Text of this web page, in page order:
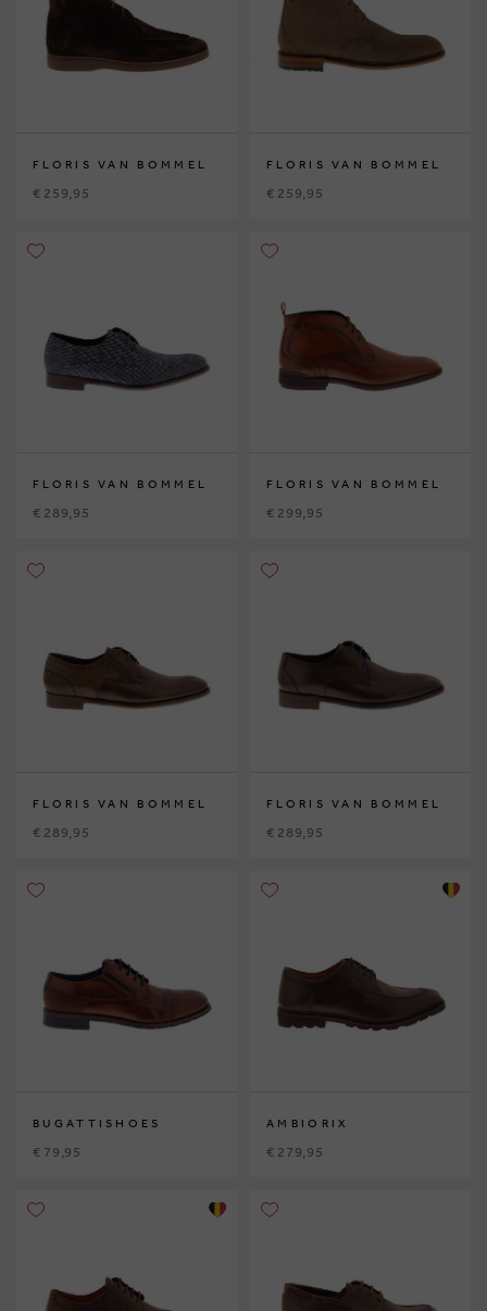
FLORIS VAN BOMMEL
€ 259,95
FLORIS VAN BOMMEL
€ 259,95
FLORIS VAN BOMMEL
€ 289,95
FLORIS VAN BOMMEL
€ 299,95
FLORIS VAN BOMMEL
€ 289,95
FLORIS VAN BOMMEL
€ 289,95
BUGATTISHOES
€ 79,95
AMBIORIX
€ 279,95